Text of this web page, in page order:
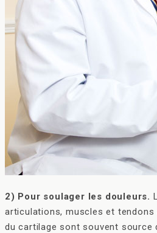
2) Pour soulager les douleurs.
articulations, muscles et tendons
du cartilage sont souvent source